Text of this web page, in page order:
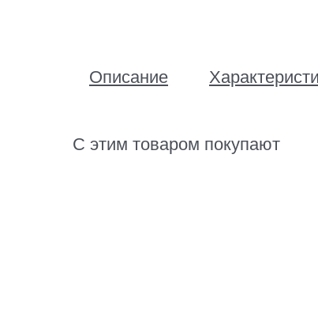
Описание
С этим товаром покупают